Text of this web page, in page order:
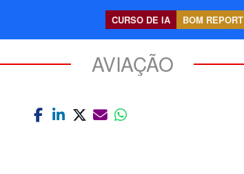
CURSO DE IA BOM REPORT
AVIAÇÃO